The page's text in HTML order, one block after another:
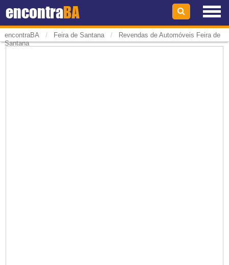
encontraBA
encontraBA / Feira de Santana /
Revendas de Automóveis Feira de
Santana